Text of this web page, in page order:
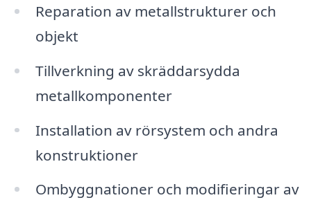
Reparation av metallstrukturer och
objekt
Tillverkning av skräddarsydda
metallkomponenter
Installation av rörsystem och andra
konstruktioner
Ombyggnationer och modifieringar av